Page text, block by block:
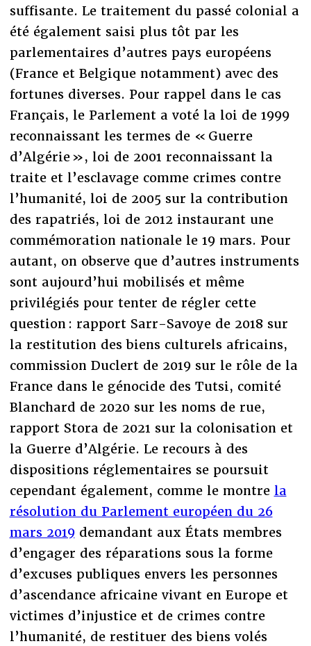
suffisante. Le traitement du passé colonial a
été également saisi plus tôt par les
parlementaires d’autres pays européens
(France et Belgique notamment) avec des
fortunes diverses. Pour rappel dans le cas
Français, le Parlement a voté la loi de 1999
reconnaissant les termes de « Guerre
d’Algérie », loi de 2001 reconnaissant la
traite et l’esclavage comme crimes contre
l’humanité, loi de 2005 sur la contribution
des rapatriés, loi de 2012 instaurant une
commémoration nationale le 19 mars. Pour
autant, on observe que d’autres instruments
sont aujourd’hui mobilisés et même
privilégiés pour tenter de régler cette
question : rapport Sarr-Savoye de 2018 sur
la restitution des biens culturels africains,
commission Duclert de 2019 sur le rôle de la
France dans le génocide des Tutsi, comité
Blanchard de 2020 sur les noms de rue,
rapport Stora de 2021 sur la colonisation et
la Guerre d’Algérie. Le recours à des
dispositions réglementaires se poursuit
cependant également, comme le montre la
résolution du Parlement européen du 26
mars 2019demandant aux États membres
d’engager des réparations sous la forme
d’excuses publiques envers les personnes
d’ascendance africaine vivant en Europe et
victimes d’injustice et de crimes contre
l’humanité, de restituer des biens volés